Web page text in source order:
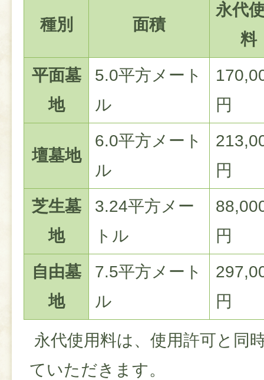
種別 面積
永代
料
平面墓
地
5.0平方メート
ル
円
壇墓地
6.0平方メート
ル
円
芝生墓
地
3.24平方メー
トル
円
自由墓
地
7.5平方メート
ル
円
永代使用料は、使用許可と同
ていただきます。